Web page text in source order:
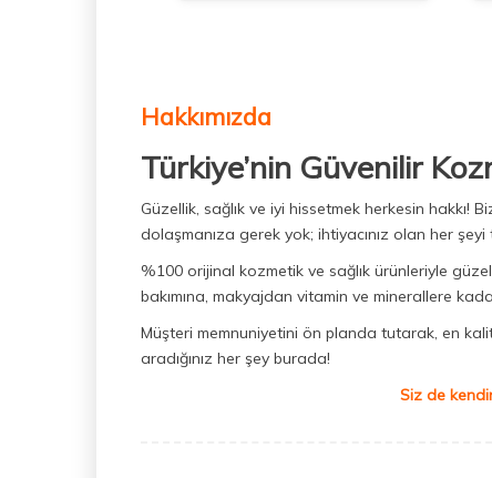
Hakkımızda
Türkiye’nin Güvenilir
Güzellik, sağlık ve iyi hissetmek herkesin
dolaşmanıza gerek yok; ihtiyacınız olan her
%100 orijinal kozmetik ve sağlık ürünleriyle
bakımına, makyajdan vitamin ve minerallere
Müşteri memnuniyetini ön planda tutarak, en
aradığınız her şey burada!
Siz de